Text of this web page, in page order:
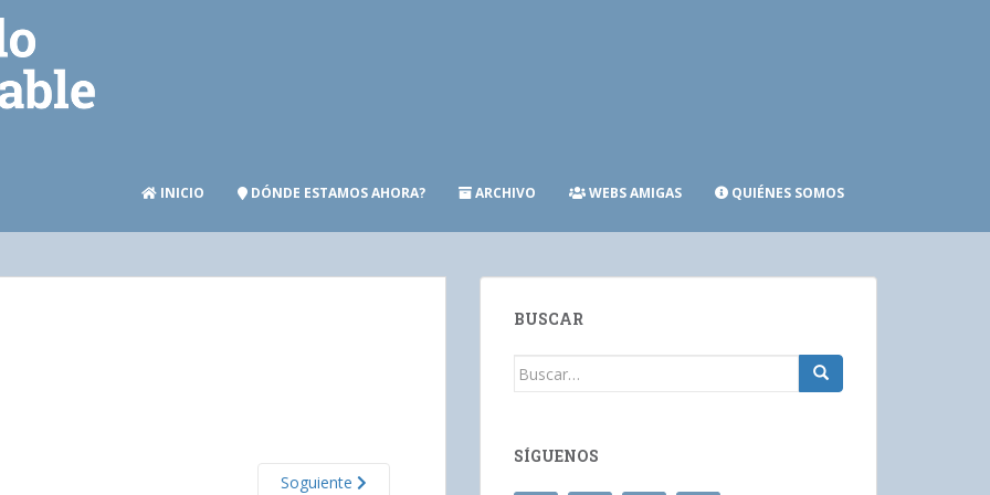
INICIO DÓNDE ESTAMOS AHORA? ARCHIVO WEBS AMIGAS QUIÉNES SOMOS
Soguiente
BUSCAR
Buscar:
SÍGUENOS